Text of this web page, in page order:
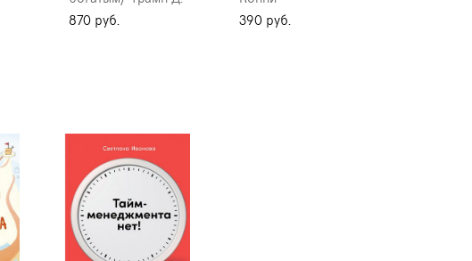
870 pуб.
390 pуб.